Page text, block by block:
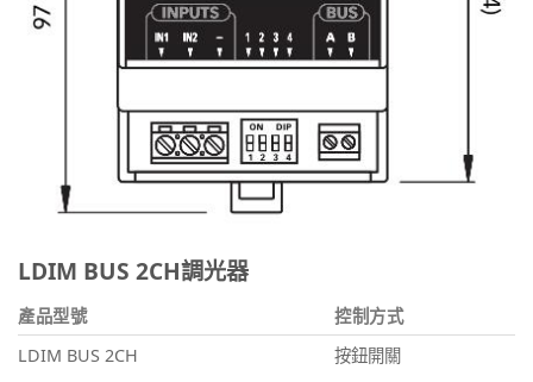
LDIM BUS 2CH調光器
產品型號
控制方式
LDIM BUS 2CH
按鈕開關